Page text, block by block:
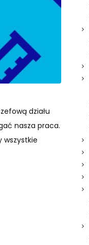
działu
nasza praca.
wszystkie